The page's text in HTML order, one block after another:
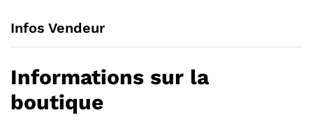
Infos Vendeur
Informations sur la
boutique